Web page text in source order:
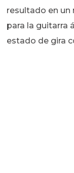
resultado en un
para la guitarra
estado de gira